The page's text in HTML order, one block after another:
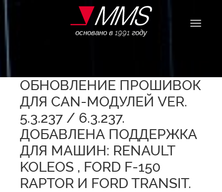
основано в 1991 году
ОБНОВЛЕНИЕ ПРОШИВОК
ДЛЯ CAN-МОДУЛЕЙ VER.
5.3.237 / 6.3.237.
ДОБАВЛЕНА ПОДДЕРЖКА
ДЛЯ МАШИН: RENAULT
KOLEOS , FORD F-150
RAPTOR И FORD TRANSIT.